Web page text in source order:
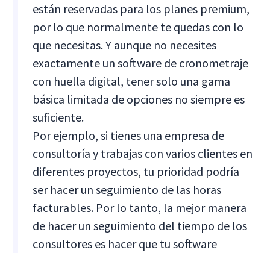
están reservadas para los planes premium,
por lo que normalmente te quedas con lo
que necesitas. Y aunque no necesites
exactamente un software de cronometraje
con huella digital, tener solo una gama
básica limitada de opciones no siempre es
suficiente.
Por ejemplo, si tienes una empresa de
consultoría y trabajas con varios clientes en
diferentes proyectos, tu prioridad podría
ser hacer un seguimiento de las horas
facturables. Por lo tanto, la mejor manera
de hacer un seguimiento del tiempo de los
consultores es hacer que tu software